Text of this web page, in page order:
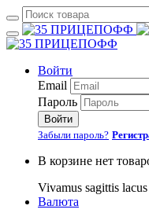
Войти
Email
Пароль
Войти
Забыли пароль?
В корзине нет
Vivamus sagittis
Валюта